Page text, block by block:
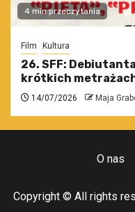
4 min przeczytania
Film Kultura
26. SFF:
krótkich
14/07/2026 Maja
O nas
Copyright © All rights